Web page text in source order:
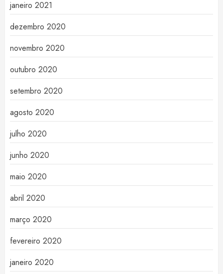
janeiro 2021
dezembro 2020
novembro 2020
outubro 2020
setembro 2020
agosto 2020
julho 2020
junho 2020
maio 2020
abril 2020
março 2020
fevereiro 2020
janeiro 2020